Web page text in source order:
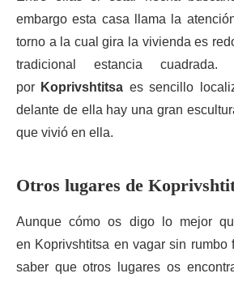
embargo esta casa llama la
torno a la cual gira la vivienda es
tradicional estancia
por Koprivshtitsa es sencillo
delante de ella hay una gran
que vivió en ella.
Otros lugares de
Aunque cómo os digo lo mejor
en Koprivshtitsa en vagar sin rumbo
saber que otros lugares os